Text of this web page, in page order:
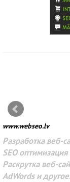
www.webseo.lv
Разработка веб-
SEO
Раскрутка веб-
AdWords и